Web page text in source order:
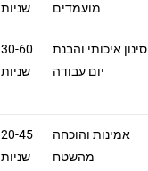
מועמדים
שניות
סינון איכותי והבנת
יום עבודה
30-60
שניות
אמינות והוכחה
מהשטח
20-45
שניות